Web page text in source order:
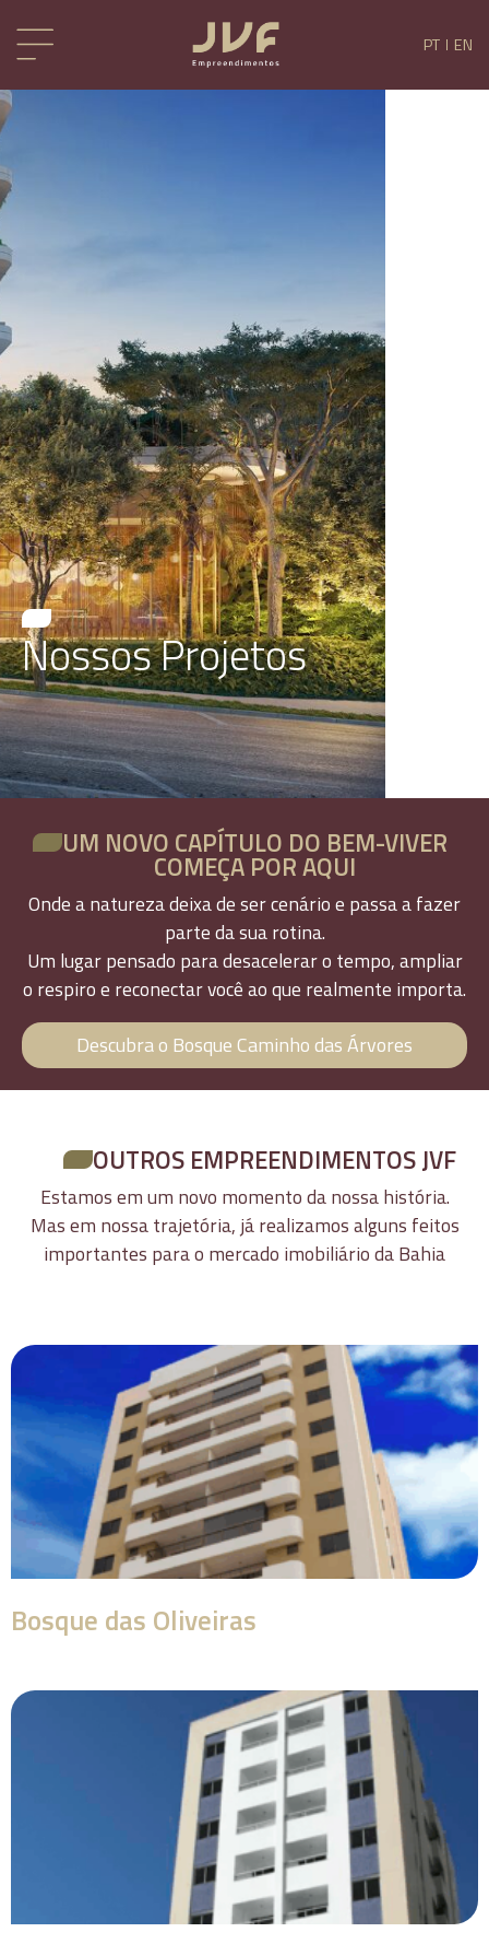
PT EN
Nossos Projetos
UM NOVO CAPÍTULO DO BEM-VIVER
COMEÇA POR AQUI
Onde a natureza deixa de ser cenário e passa a fazer
parte da sua rotina.
Um lugar pensado para desacelerar o tempo, ampliar
o respiro e reconectar você ao que realmente importa.
Descubra o Bosque Caminho das Árvores
OUTROS EMPREENDIMENTOS JVF
Estamos em um novo momento da nossa história.
Mas em nossa trajetória, já realizamos alguns feitos
importantes para o mercado imobiliário da Bahia
Bosque das Oliveiras